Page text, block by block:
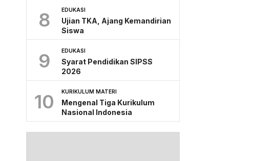
8 EDUKASI
Ujian TKA, Ajang Kemandirian
Siswa
9 EDUKASI
Syarat Pendidikan SIPSS
2026
10 KURIKULUM MATERI
Mengenal Tiga Kurikulum
Nasional Indonesia